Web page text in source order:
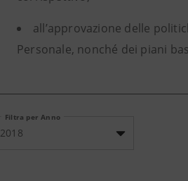
all’approvazione delle
Personale, nonché dei piani
Filtra per Anno
2018